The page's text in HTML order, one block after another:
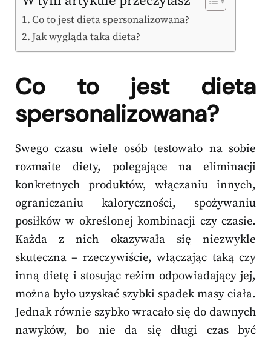
Co to jest dieta spersonalizowana?
Jak wygląda taka dieta?
Co to jest dieta
spersonalizowana?
Swego czasu wiele osób testowało na sobie
rozmaite diety, polegające na eliminacji
konkretnych produktów, włączaniu innych,
ograniczaniu kaloryczności, spożywaniu
posiłków w określonej kombinacji czy czasie.
Każda z nich okazywała się niezwykle
skuteczna – rzeczywiście, włączając taką czy
inną dietę i stosując reżim odpowiadający jej,
można było uzyskać szybki spadek masy ciała.
Jednak równie szybko wracało się do dawnych
nawyków, bo nie da się długi czas być